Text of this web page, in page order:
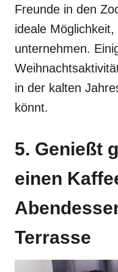
Freunde in den
ideale
unternehmen.
in der kalten
könnt.
5. Genießt
einen
Terrasse